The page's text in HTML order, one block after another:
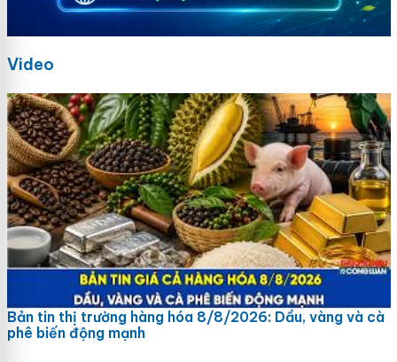
Video
Bản tin thị trường hàng hóa 8/8/2026: Dầu, vàng và cà
phê biến động mạnh